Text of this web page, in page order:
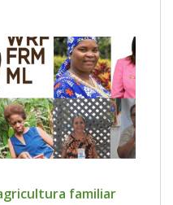
agricultura familiar